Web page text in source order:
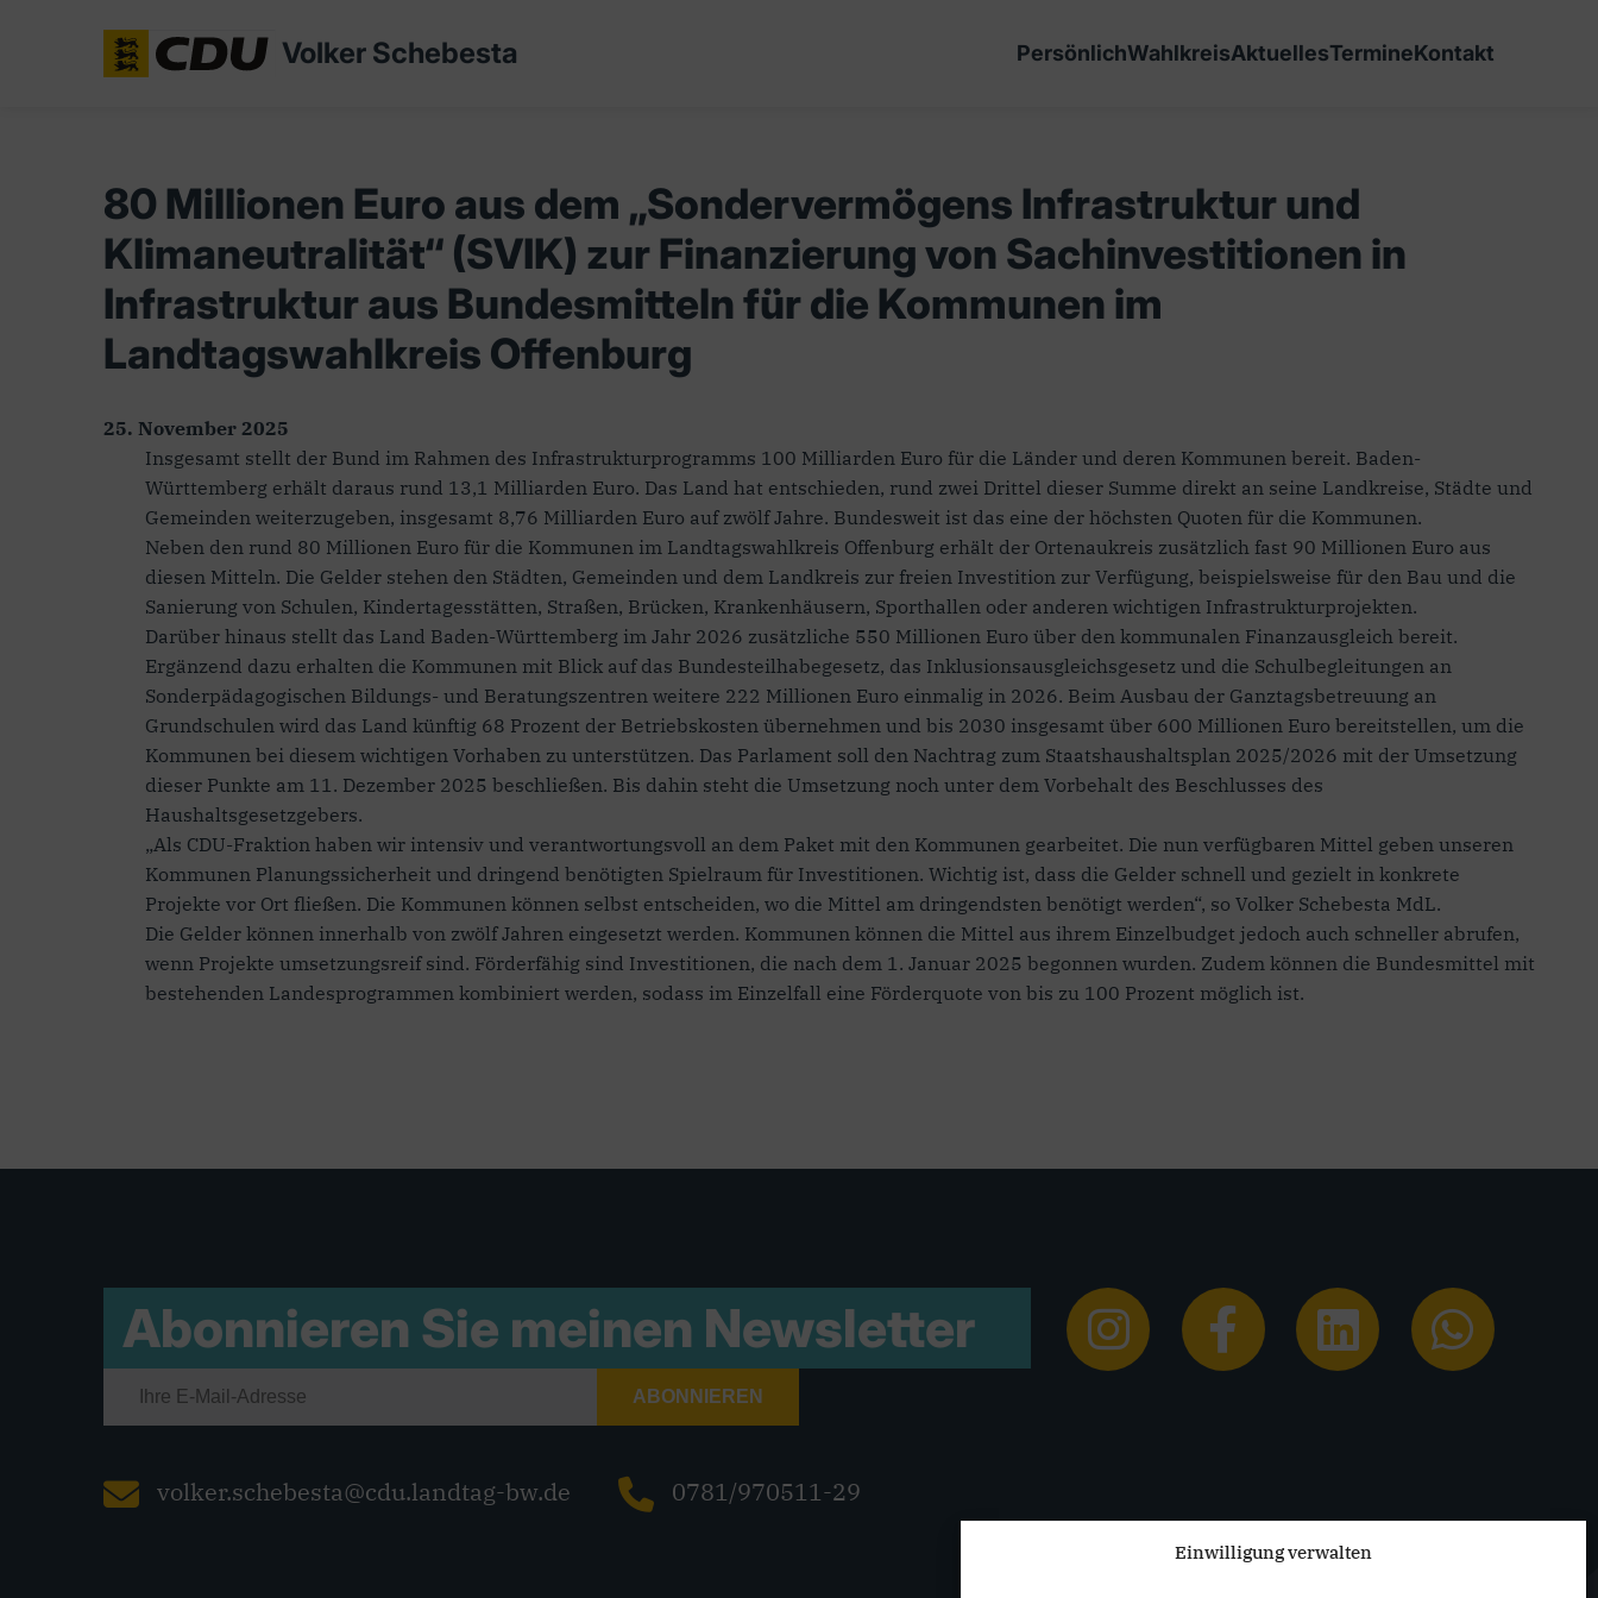
Einwilligung verwalten
Volker Schebesta PersönlichWahlkreisAktuellesTermineKontakt
80 Millionen Euro aus dem „Sondervermögens Infrastruktur und
Klimaneutralität“ (SVIK) zur Finanzierung von Sachinvestitionen in
Infrastruktur aus Bundesmitteln für die Kommunen im
Landtagswahlkreis Offenburg
25. November 2025
Insgesamt stellt der Bund im Rahmen des Infrastrukturprogramms 100 Milliarden Euro für die Länder und deren Kommunen bereit. Baden-
Württemberg erhält daraus rund 13,1 Milliarden Euro. Das Land hat entschieden, rund zwei Drittel dieser Summe direkt an seine Landkreise, Städte und
Gemeinden weiterzugeben, insgesamt 8,76 Milliarden Euro auf zwölf Jahre. Bundesweit ist das eine der höchsten Quoten für die Kommunen.
Neben den rund 80 Millionen Euro für die Kommunen im Landtagswahlkreis Offenburg erhält der Ortenaukreis zusätzlich fast 90 Millionen Euro aus
diesen Mitteln. Die Gelder stehen den Städten, Gemeinden und dem Landkreis zur freien Investition zur Verfügung, beispielsweise für den Bau und die
Sanierung von Schulen, Kindertagesstätten, Straßen, Brücken, Krankenhäusern, Sporthallen oder anderen wichtigen Infrastrukturprojekten.
Darüber hinaus stellt das Land Baden-Württemberg im Jahr 2026 zusätzliche 550 Millionen Euro über den kommunalen Finanzausgleich bereit.
Ergänzend dazu erhalten die Kommunen mit Blick auf das Bundesteilhabegesetz, das Inklusionsausgleichsgesetz und die Schulbegleitungen an
Sonderpädagogischen Bildungs- und Beratungszentren weitere 222 Millionen Euro einmalig in 2026. Beim Ausbau der Ganztagsbetreuung an
Grundschulen wird das Land künftig 68 Prozent der Betriebskosten übernehmen und bis 2030 insgesamt über 600 Millionen Euro bereitstellen, um die
Kommunen bei diesem wichtigen Vorhaben zu unterstützen. Das Parlament soll den Nachtrag zum Staatshaushaltsplan 2025/2026 mit der Umsetzung
dieser Punkte am 11. Dezember 2025 beschließen. Bis dahin steht die Umsetzung noch unter dem Vorbehalt des Beschlusses des
Haushaltsgesetzgebers.
„Als CDU-Fraktion haben wir intensiv und verantwortungsvoll an dem Paket mit den Kommunen gearbeitet. Die nun verfügbaren Mittel geben unseren
Kommunen Planungssicherheit und dringend benötigten Spielraum für Investitionen. Wichtig ist, dass die Gelder schnell und gezielt in konkrete
Projekte vor Ort fließen. Die Kommunen können selbst entscheiden, wo die Mittel am dringendsten benötigt werden“, so Volker Schebesta MdL.
Die Gelder können innerhalb von zwölf Jahren eingesetzt werden. Kommunen können die Mittel aus ihrem Einzelbudget jedoch auch schneller abrufen,
wenn Projekte umsetzungsreif sind. Förderfähig sind Investitionen, die nach dem 1. Januar 2025 begonnen wurden. Zudem können die Bundesmittel mit
bestehenden Landesprogrammen kombiniert werden, sodass im Einzelfall eine Förderquote von bis zu 100 Prozent möglich ist.
Abonnieren Sie meinen Newsletter
ABONNIEREN
volker.schebesta@cdu.landtag-bw.de 0781/970511-29